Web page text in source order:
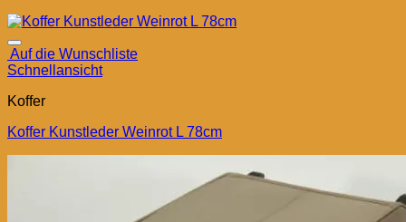
Auf die Wunschliste
Schnellansicht
Koffer
Koffer Kunstleder Weinrot L 78cm